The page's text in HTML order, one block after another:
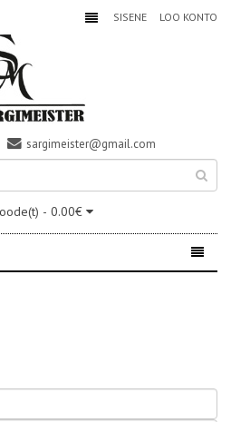
SISENE LOO KONTO
sargimeister@gmail.com
- 0.00€